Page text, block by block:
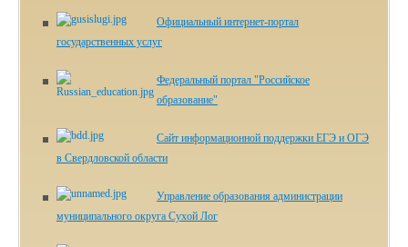
Официальный интернет-портал
государственных услуг
Федеральный портал "Российское
образование"
Сайт информационной поддержки ЕГЭ и ОГЭ
в Свердловской области
Управление образования администрации
муниципального округа Сухой Лог